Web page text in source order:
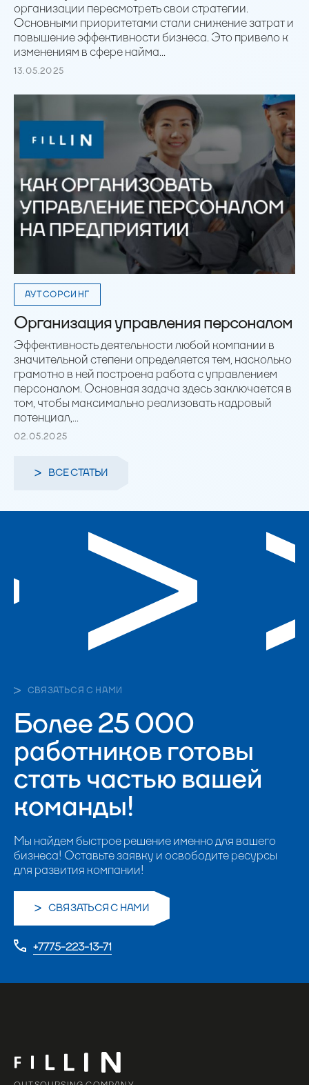
организации пересмотреть свои стратегии.
Основными приоритетами стали снижение затрат и
повышение эффективности бизнеса. Это привело к
изменениям в сфере найма...
13.05.2025
АУТСОРСИНГ
Организация управления персоналом
Эффективность деятельности любой компании в
значительной степени определяется тем, насколько
грамотно в ней построена работа с управлением
персоналом. Основная задача здесь заключается в
том, чтобы максимально реализовать кадровый
потенциал,...
02.05.2025
ВСЕ СТАТЬИ
СВЯЗАТЬСЯ С НАМИ
Более 25 000
работников готовы
стать частью вашей
команды!
Мы найдем быстрое решение именно для вашего
бизнеса! Оставьте заявку и освободите ресурсы
для развития компании!
СВЯЗАТЬСЯ С НАМИ
+7775-223-13-71